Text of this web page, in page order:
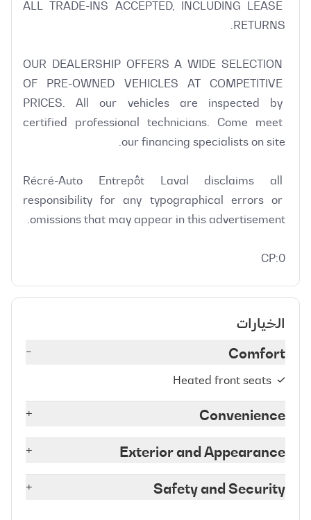
ALL TRADE-INS ACCEPTED, INCLUDING LEASE
OUR DEALERSHIP OFFERS A WIDE SELECTION
OF PRE-OWNED VEHICLES AT COMPETITIVE
PRICES. All our vehicles are inspected by
certified professional technicians. Come meet
Récré-Auto Entrepôt Laval disclaims all
responsibility for any typographical errors or
CP:0
الخيارات
Comfort
-
Heated front seats
Convenience
+
Exterior and Appearance
+
Safety and Security
+